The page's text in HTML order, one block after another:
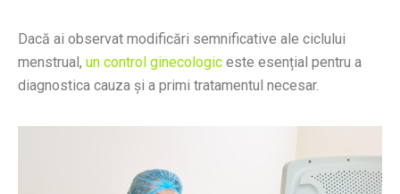
Dacă ai observat modificări semnificative ale ciclului
menstrual, un control ginecologic este esențial pentru a
diagnostica cauza și a primi tratamentul necesar.